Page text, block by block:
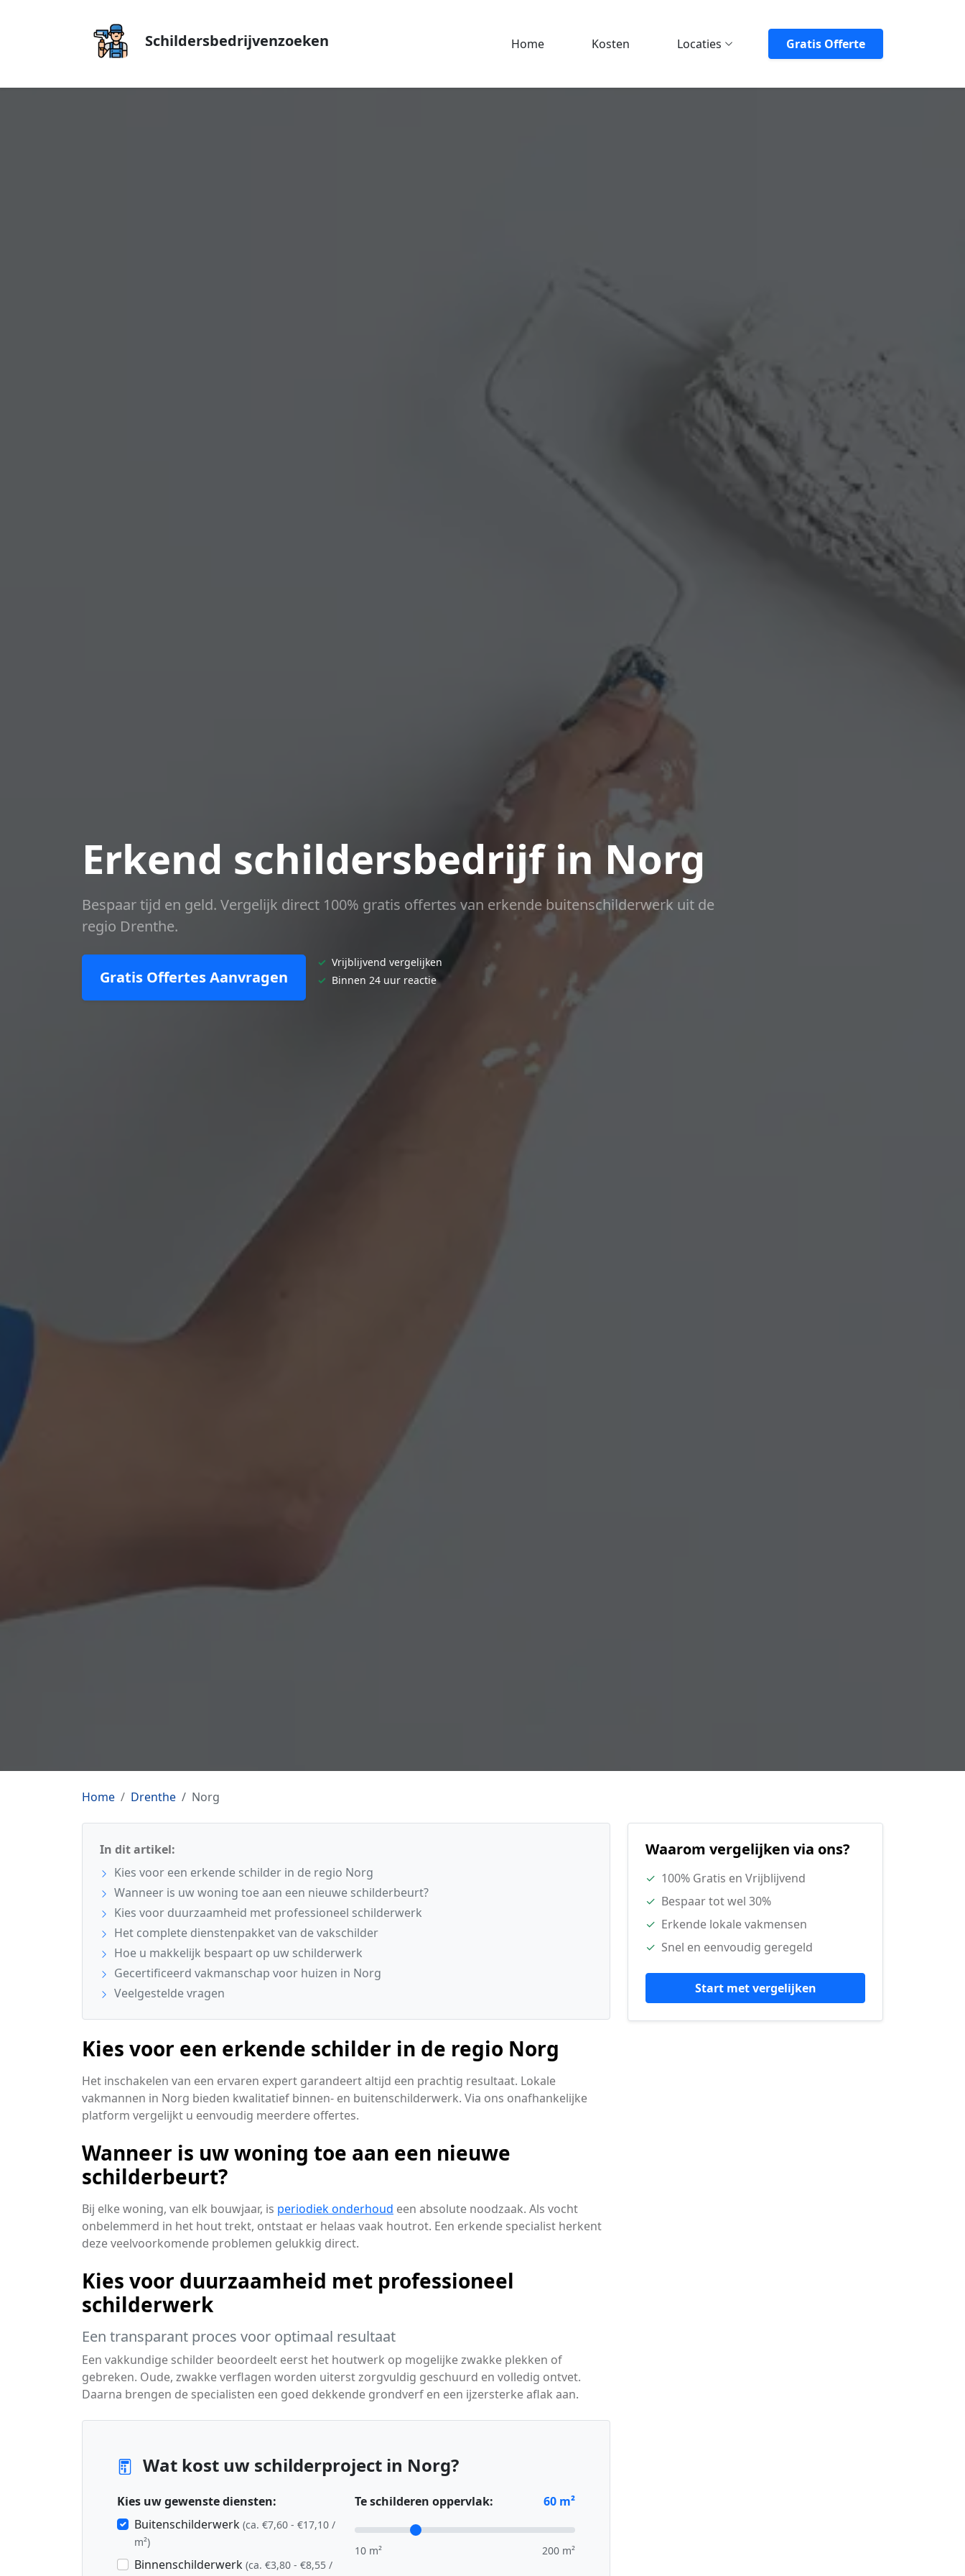
Schildersbedrijvenzoeken Home Kosten Locaties Gratis Offerte
Erkend schildersbedrijf in Norg
Bespaar tijd en geld. Vergelijk direct 100% gratis offertes van erkende buitenschilderwerk uit de
regio Drenthe.
Gratis Offertes Aanvragen
✓ Vrijblijvend vergelijken
✓ Binnen 24 uur reactie
Home Drenthe Norg
In dit artikel:
Kies voor een erkende schilder in de regio Norg
Wanneer is uw woning toe aan een nieuwe schilderbeurt?
Kies voor duurzaamheid met professioneel schilderwerk
Het complete dienstenpakket van de vakschilder
Hoe u makkelijk bespaart op uw schilderwerk
Gecertificeerd vakmanschap voor huizen in Norg
Veelgestelde vragen
Kies voor een erkende schilder in de regio Norg
Het inschakelen van een ervaren expert garandeert altijd een prachtig resultaat. Lokale
vakmannen in Norg bieden kwalitatief binnen- en buitenschilderwerk. Via ons onafhankelijke
platform vergelijkt u eenvoudig meerdere offertes.
Wanneer is uw woning toe aan een nieuwe
schilderbeurt?
Bij elke woning, van elk bouwjaar, is periodiek onderhoud een absolute noodzaak. Als vocht
onbelemmerd in het hout trekt, ontstaat er helaas vaak houtrot. Een erkende specialist herkent
deze veelvoorkomende problemen gelukkig direct.
Kies voor duurzaamheid met professioneel
schilderwerk
Een transparant proces voor optimaal resultaat
Een vakkundige schilder beoordeelt eerst het houtwerk op mogelijke zwakke plekken of
gebreken. Oude, zwakke verflagen worden uiterst zorgvuldig geschuurd en volledig ontvet.
Daarna brengen de specialisten een goed dekkende grondverf en een ijzersterke aflak aan.
Wat kost uw schilderproject in Norg?
Kies uw gewenste diensten:
Buitenschilderwerk (ca. €7,60 - €17,10 /
m²)
Binnenschilderwerk (ca. €3,80 - €8,55 /
Te schilderen oppervlak: 60 m²
10 m² 200 m²
Waarom vergelijken via ons?
✓ 100% Gratis en Vrijblijvend
✓ Bespaar tot wel 30%
✓ Erkende lokale vakmensen
✓ Snel en eenvoudig geregeld
Start met vergelijken